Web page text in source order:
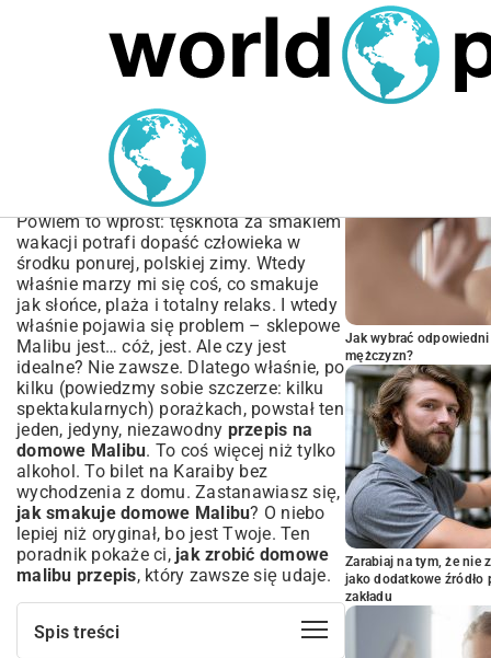
MARIUSZ ŁAMAGA 04.10.2025
Kompletny Przepis na
domowe Malibu | Zrób To
Powiem to wprost: tęsknota za smakiem
wakacji potrafi dopaść człowieka w
środku ponurej, polskiej zimy. Wtedy
właśnie marzy mi się coś, co smakuje
jak słońce, plaża i totalny relaks. I wtedy
właśnie pojawia się problem – sklepowe
Malibu jest… cóż, jest. Ale czy jest
idealne? Nie zawsze. Dlatego właśnie, po
kilku (powiedzmy sobie szczerze: kilku
spektakularnych) porażkach, powstał ten
jeden, jedyny, niezawodny przepis na
domowe Malibu. To coś więcej niż tylko
alkohol. To bilet na Karaiby bez
wychodzenia z domu. Zastanawiasz się,
jak smakuje domowe Malibu? O niebo
lepiej niż oryginał, bo jest Twoje. Ten
poradnik pokaże ci, jak zrobić domowe
malibu przepis, który zawsze się udaje.
Spis treści
Jak wybrać
mężczyzn?
Zarabiaj na tym, że nie
jako dodatkowe
zakładu